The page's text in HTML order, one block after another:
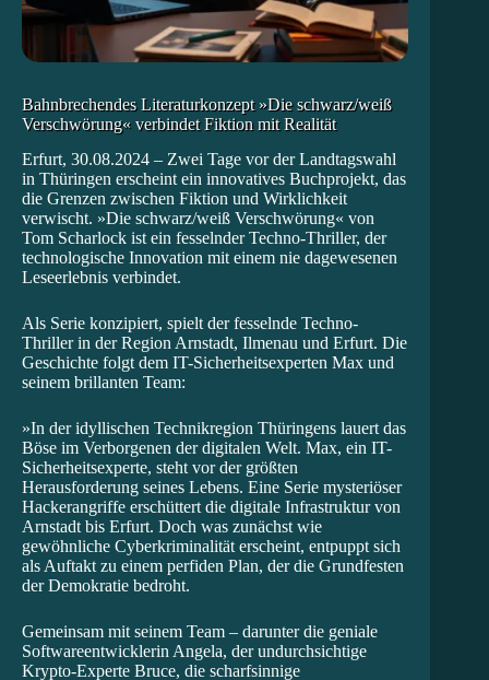
Bahnbrechendes Literaturkonzept »Die schwarz/weiß
Verschwörung« verbindet Fiktion mit Realität
Erfurt, 30.08.2024 – Zwei Tage vor der Landtagswahl
in Thüringen erscheint ein innovatives Buchprojekt, das
die Grenzen zwischen Fiktion und Wirklichkeit
verwischt. »Die schwarz/weiß Verschwörung« von
Tom Scharlock ist ein fesselnder Techno-Thriller, der
technologische Innovation mit einem nie dagewesenen
Leseerlebnis verbindet.
Als Serie konzipiert, spielt der fesselnde Techno-
Thriller in der Region Arnstadt, Ilmenau und Erfurt. Die
Geschichte folgt dem IT-Sicherheitsexperten Max und
seinem brillanten Team:
»In der idyllischen Technikregion Thüringens lauert das
Böse im Verborgenen der digitalen Welt. Max, ein IT-
Sicherheitsexperte, steht vor der größten
Herausforderung seines Lebens. Eine Serie mysteriöser
Hackerangriffe erschüttert die digitale Infrastruktur von
Arnstadt bis Erfurt. Doch was zunächst wie
gewöhnliche Cyberkriminalität erscheint, entpuppt sich
als Auftakt zu einem perfiden Plan, der die Grundfesten
der Demokratie bedroht.
Gemeinsam mit seinem Team – darunter die geniale
Softwareentwicklerin Angela, der undurchsichtige
Krypto-Experte Bruce, die scharfsinnige